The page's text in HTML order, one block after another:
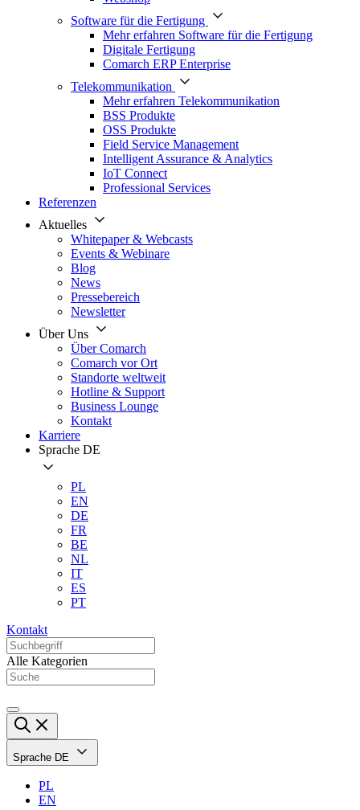
Software für die Fertigung
Mehr erfahren Software für die Fertigung
Digitale Fertigung
Comarch ERP Enterprise
Telekommunikation
Mehr erfahren Telekommunikation
BSS Produkte
OSS Produkte
Field Service Management
Intelligent Assurance & Analytics
IoT Connect
Professional Services
Referenzen
Aktuelles
Whitepaper & Webcasts
Events & Webinare
Blog
News
Pressebereich
Newsletter
Über Uns
Über Comarch
Comarch vor Ort
Standorte weltweit
Hotline & Support
Business Lounge
Kontakt
Karriere
Sprache DE
PL
EN
DE
FR
BE
NL
IT
ES
PT
Kontakt
Alle Kategorien
Sprache DE
PL
EN